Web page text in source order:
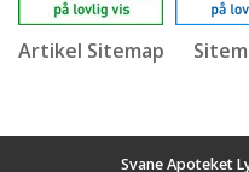
Artikel Sitemap
Svane Apoteket